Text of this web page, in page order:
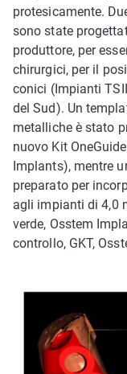
protesicamente.
sono state
produttore, per
chirurgici, per il
conici (Impianti
del Sud). Un
metalliche è stato
nuovo Kit
Implants), mentre
preparato per
agli impianti di 4,0
verde, Osstem
controllo, GKT,